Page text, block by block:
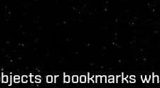
or bookmarks